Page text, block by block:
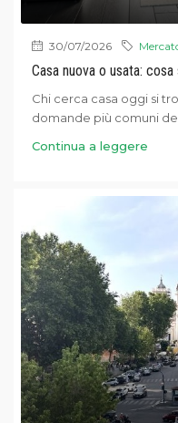
30/07/2026
Casa nuova o usata:
Chi cerca casa oggi si
domande più comuni
Continua a leggere